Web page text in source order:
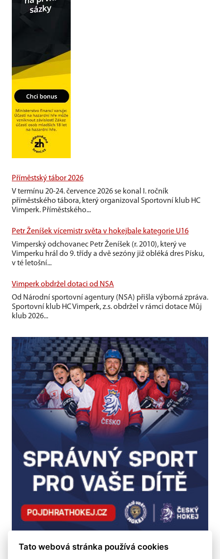
Příměstský tábor 2026
V termínu 20-24. července 2026 se konal I. ročník
příměstského tábora, který organizoval Sportovní klub HC
Vimperk. Příměstského...
Petr Ženíšek vícemistr světa v hokejbale kategorie U16
Vimperský odchovanec Petr Ženíšek (r. 2010), který ve
Vimperku hrál do 9. třídy a dvě sezóny již obléká dres Písku,
v té letošní...
Vimperk obdržel dotaci od NSA
Od Národní sportovní agentury (NSA) přišla výborná zpráva.
Sportovní klub HC Vimperk, z.s. obdržel v rámci dotace Můj
klub 2026...
Tato webová stránka používá cookies